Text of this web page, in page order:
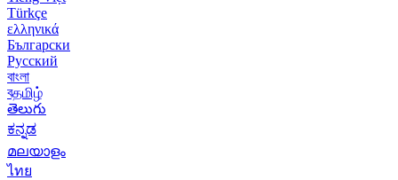
Türkçe
ελληνικά
Български
Русский
বাংলা
বதமிழ்
తెలుగు
ಕನ್ನಡ
മലയാളം
ไทย